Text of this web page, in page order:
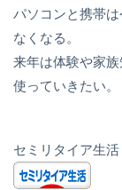
パソコンと携帯
なくなる。
来年は体験や家
使っていきたい。
セミリタイア生活